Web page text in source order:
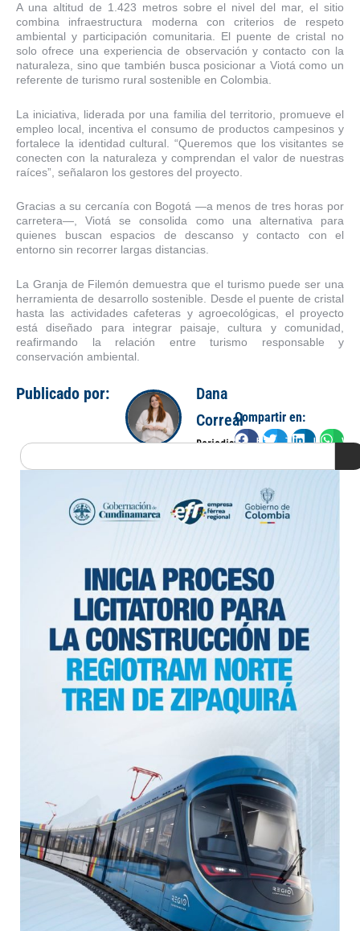
A una altitud de 1.423 metros sobre el nivel del mar, el sitio
combina infraestructura moderna con criterios de respeto
ambiental y participación comunitaria. El puente de cristal no
solo ofrece una experiencia de observación y contacto con la
naturaleza, sino que también busca posicionar a Viotá como un
referente de turismo rural sostenible en Colombia.
La iniciativa, liderada por una familia del territorio, promueve el
empleo local, incentiva el consumo de productos campesinos y
fortalece la identidad cultural. “Queremos que los visitantes se
conecten con la naturaleza y comprendan el valor de nuestras
raíces”, señalaron los gestores del proyecto.
Gracias a su cercanía con Bogotá —a menos de tres horas por
carretera—, Viotá se consolida como una alternativa para
quienes buscan espacios de descanso y contacto con el
entorno sin recorrer largas distancias.
La Granja de Filemón demuestra que el turismo puede ser una
herramienta de desarrollo sostenible. Desde el puente de cristal
hasta las actividades cafeteras y agroecológicas, el proyecto
está diseñado para integrar paisaje, cultura y comunidad,
reafirmando la relación entre turismo responsable y
conservación ambiental.
Publicado por:
Dana
Correal
Periodista
Compartir en:
FacebookTwitterLinkedIn
Search